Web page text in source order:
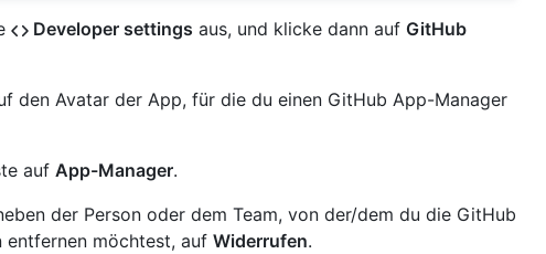
Developer settings aus, und klicke dann auf GitHub
den Avatar der App, für die du einen GitHub App-Manager
auf App-Manager.
der Person oder dem Team, von der/dem du die GitHub
möchtest, auf Widerrufen.